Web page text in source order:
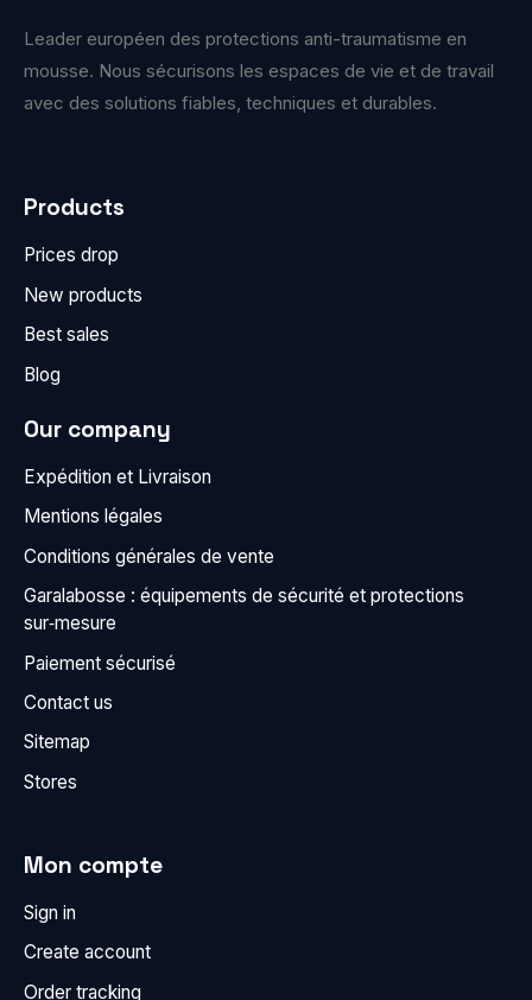
Leader européen des protections anti-traumatisme en
mousse. Nous sécurisons les espaces de vie et de travail
avec des solutions fiables, techniques et durables.
Products
Prices drop
New products
Best sales
Blog
Our company
Expédition et Livraison
Mentions légales
Conditions générales de vente
Garalabosse : équipements de sécurité et protections
sur‑mesure
Paiement sécurisé
Contact us
Sitemap
Stores
Mon compte
Sign in
Create account
Order tracking